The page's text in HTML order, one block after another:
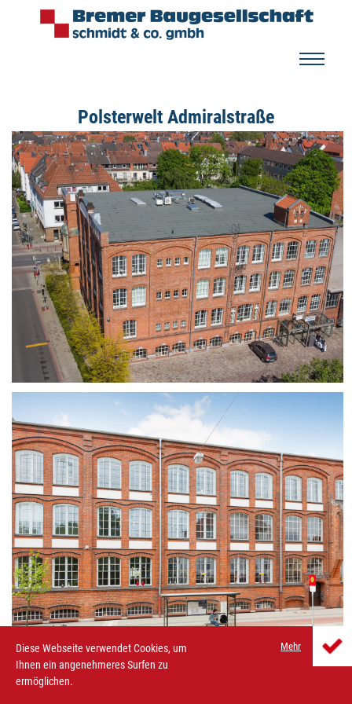
Diese Webseite verwendet Cookies, um
Ihnen ein angenehmeres Surfen zu
ermöglichen.
Mehr
Polsterwelt Admiralstraße